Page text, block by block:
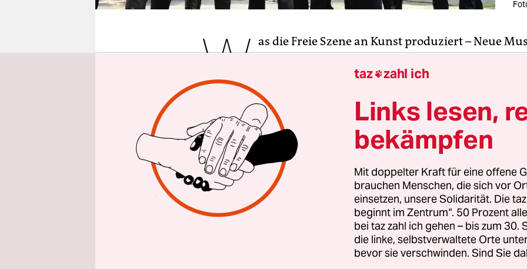
epaper login
W as die Freie Szene an Kunst produziert – Neue
Kinderbespaßung zusammen.Am kommenden
Wochenende allerdings schon
Performance im Rahmen der Reihe Schrumpf!, die sich an
Jugendliche – aber auch Erwachsene – richtet und
visuellen Elementen verbindet.
Dabei werde einzelne Bestandteile von aktueller
verschiedener Berliner Ensembles aus der Freien Szene
herausgegriffen und verdichtet – ohne, dass das zu Lasten
künstlerischen Kerns gehen soll. So zumindest lautet das
taz zahl ich
Links lesen,
bekämpfen
Mit doppelter Kraft für eine offene
brauchen Menschen, die sich vor
einsetzen, unsere Solidarität. Die
beginnt im Zentrum“. 50 Prozent
bei taz zahl ich gehen – bis zum
die linke, selbstverwaltete Orte
bevor sie verschwinden. Sind Sie